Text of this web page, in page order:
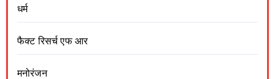
धर्म
फैक्ट रिसर्च एफ आर
मनोरंजन